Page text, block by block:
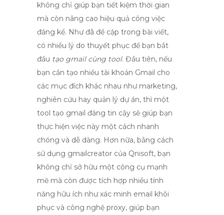
không chỉ giúp bạn tiết kiệm thời gian
mà còn nâng cao hiệu quả công việc
đáng kể. Như đã đề cập trong bài viết,
có nhiều lý do thuyết phục để bạn bắt
đầu tạo gmail cùng tool. Đầu tiên, nếu
bạn cần tạo nhiều tài khoản Gmail cho
các mục đích khác nhau như marketing,
nghiên cứu hay quản lý dự án, thì một
tool tạo gmail đáng tin cậy sẽ giúp bạn
thực hiện việc này một cách nhanh
chóng và dễ dàng. Hơn nữa, bằng cách
sử dụng gmailcreator của Qnisoft, bạn
không chỉ sở hữu một công cụ mạnh
mẽ mà còn được tích hợp nhiều tính
năng hữu ích như xác minh email khôi
phục và công nghệ proxy, giúp bạn